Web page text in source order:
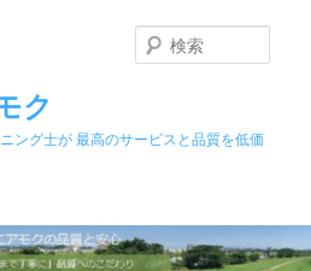
ク
ング士が 最高のサービスと品質を低価
索